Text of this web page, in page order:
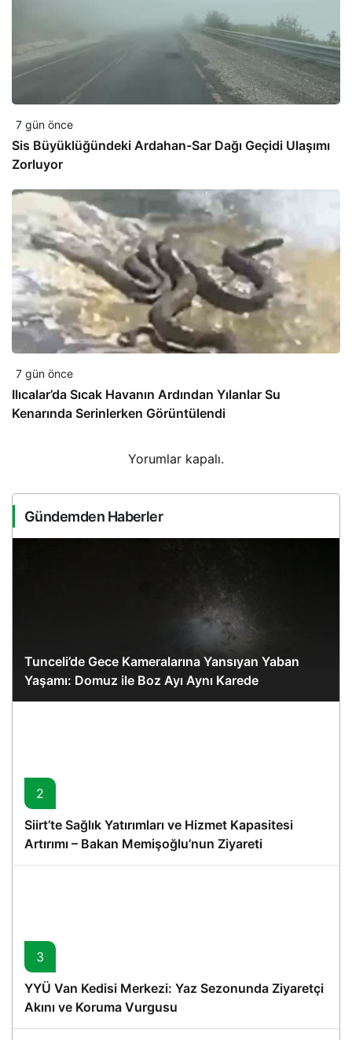
7 gün önce
Sis Büyüklüğündeki Ardahan-Sar Dağı Geçidi Ulaşımı
Zorluyor
7 gün önce
Ilıcalar’da Sıcak Havanın Ardından Yılanlar Su
Kenarında Serinlerken Görüntülendi
Yorumlar kapalı.
Gündemden Haberler
Tunceli’de Gece Kameralarına Yansıyan Yaban
Yaşamı: Domuz ile Boz Ayı Aynı Karede
2
Siirt’te Sağlık Yatırımları ve Hizmet Kapasitesi
Artırımı – Bakan Memişoğlu’nun Ziyareti
3
YYÜ Van Kedisi Merkezi: Yaz Sezonunda Ziyaretçi
Akını ve Koruma Vurgusu